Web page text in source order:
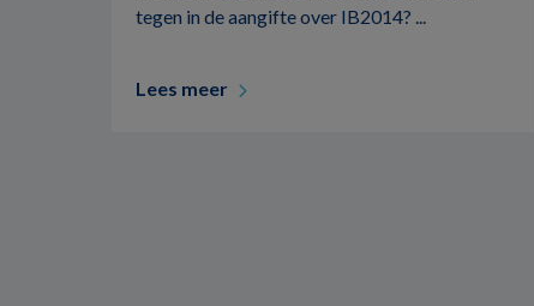
tegen in de aangifte over IB2014? ...
Lees meer